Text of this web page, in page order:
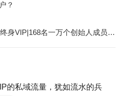
？
第264名创乎CEO私董会|72名终身VIP|168名一万个创始人成员张艳军：万能AI助手城市服务商
的私域流量，犹如流水的兵